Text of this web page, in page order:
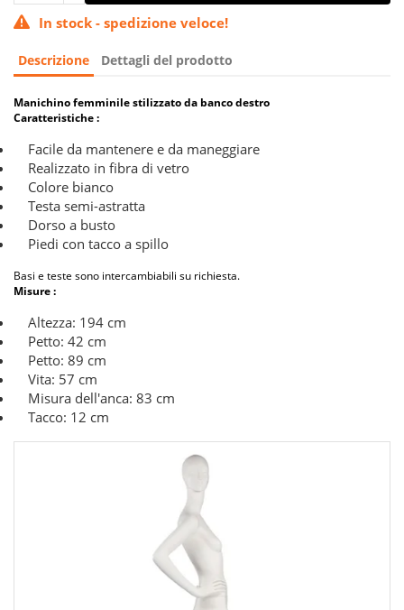
In stock - spedizione veloce!
Descrizione Dettagli del prodotto
Manichino femminile stilizzato da banco destro
Caratteristiche :
Facile da mantenere e da maneggiare
Realizzato in fibra di vetro
Colore bianco
Testa semi-astratta
Dorso a busto
Piedi con tacco a spillo
Basi e teste sono intercambiabili su richiesta.
Misure :
Altezza: 194 cm
Petto: 42 cm
Petto: 89 cm
Vita: 57 cm
Misura dell'anca: 83 cm
Tacco: 12 cm